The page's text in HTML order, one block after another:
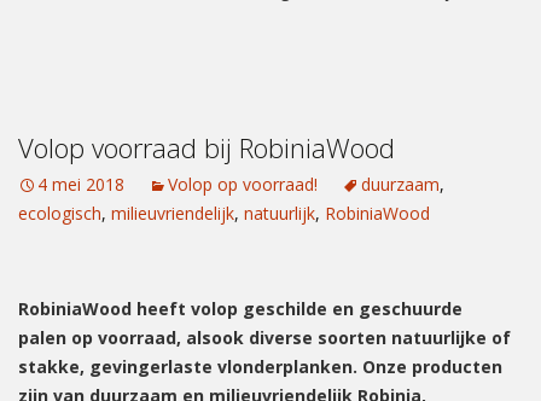
Volop voorraad bij RobiniaWood
4 mei 2018 Volop op voorraad! duurzaam,
ecologisch, milieuvriendelijk, natuurlijk, RobiniaWood
RobiniaWood heeft volop geschilde en geschuurde
palen op voorraad, alsook diverse soorten natuurlijke of
stakke, gevingerlaste vlonderplanken. Onze producten
zijn van duurzaam en milieuvriendelijk Robinia,